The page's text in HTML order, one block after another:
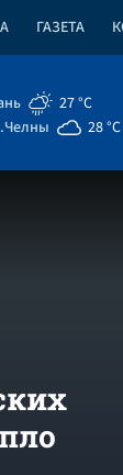
ГАЗЕТА
27 °C
28 °C